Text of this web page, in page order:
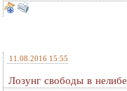
11.08.2016 15:55
Лозунг свободы в